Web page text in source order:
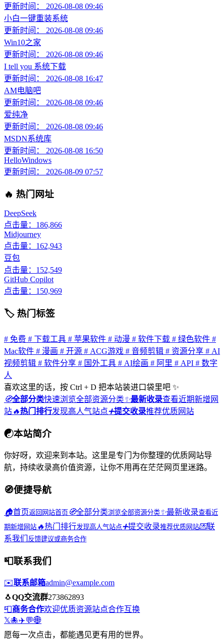
更新时间： 2026-08-08 09:46
小白一键重装系统
更新时间： 2026-08-08 09:46
Win10之家
更新时间： 2026-08-08 09:46
I tell you 系统下载
更新时间： 2026-08-08 16:47
AM电脑吧
更新时间： 2026-08-08 09:46
爱纯净
更新时间： 2026-08-08 09:46
MSDN系统库
更新时间： 2026-08-08 16:50
HelloWindows
更新时间： 2026-08-09 07:57
🔥 热门网址
DeepSeek
点击量：186,866
Midjourney
点击量：162,943
豆包
点击量：152,549
GitHub Copilot
点击量：150,969
🏷 热门标签
# 免费 # 下载工具 # 苹果软件 # 动漫 # 软件下载 # 绿色软件 #
Mac软件 # 漫画 # 开源 # ACG游戏 # 音频剪辑 # 资源分享 # AI
视频剪辑 # 软件分享 # 国外工具 # AI绘画 # 阿里 # API # 数字
人
喜欢这里的话，按 Ctrl + D 把本站装进口袋里吧 ✨
🧭全部分类快速浏览全部资源分类✨最新收录查看近期新增网
站🔥热门排行发现高人气站点➕提交收录推荐优质网站
☯本站简介
你好呀，欢迎来到本站。这里是专门为你整理的优质网站导
航，持续收录高价值资源，让你不用再在茫茫网页里迷路。
🧭便捷导航
🏠首页返回网站首页 🧭全部分类浏览全部资源分类✨最新收录查看近
期新增网站 🔥热门排行发现高人气站点➕提交收录推荐优质网站💌联
系我们 反馈建议或商务合作
📮联系我们
✉️联系邮箱admin@example.com
🐧QQ交流群273862893
📮商务合作欢迎优质资源站点合作互换
𝕏🐙✈️💬🌐
愿每一次点击，都能遇见更有用的世界。